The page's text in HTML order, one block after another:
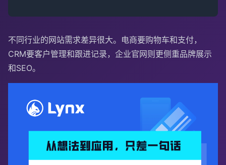
不同行业的网站需求差异很大。电商要购物车和支付，
CRM要客户管理和跟进记录，企业官网则更侧重品牌展示
和SEO。